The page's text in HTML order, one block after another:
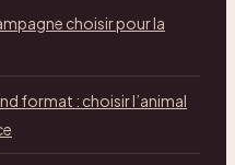
choisir pour la
format : choisir l’animal